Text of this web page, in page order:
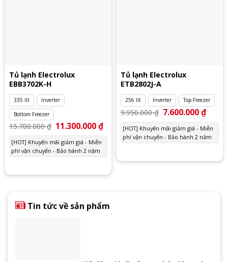
Tủ lạnh Electrolux
EBB3702K-H
335 lít
Inverter
Bottom Freezer
15.700.000₫ Giá
gốc
là:
15.700.000 ₫.
11.300.000₫Giá
tại
[HOT] Khuyến mãi giảm giá - Miễn
phí vận chuyển - Bảo hành 2 năm
Tủ lạnh Electrolux
ETB2802J-A
256 lít Inverter Top Freezer
9.950.000₫ Giá
gốc
là:
9.950.000 ₫.
7.600.000₫Giá
tại
là:
[HOT] Khuyến mãi giảm giá - Miễn
phí vận chuyển - Bảo hành 2 năm
Tin tức về sản phẩm